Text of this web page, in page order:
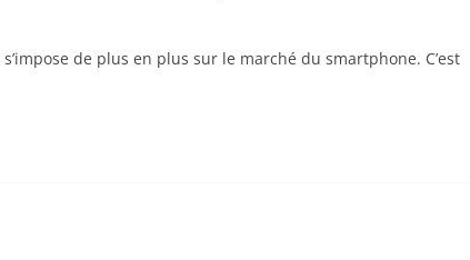
de plus en plus sur le marché du smartphone. C’est